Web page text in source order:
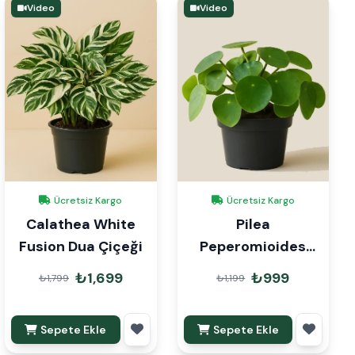
Video
Ücretsiz Kargo
Calathea White
Fusion Dua Çiçeği
₺1,799 ₺1,699
Sepete Ekle
Video
Ücretsiz Kargo
Pilea
Peperomioides
Para Çiçeği
₺1,199 ₺999
Sepete Ekle